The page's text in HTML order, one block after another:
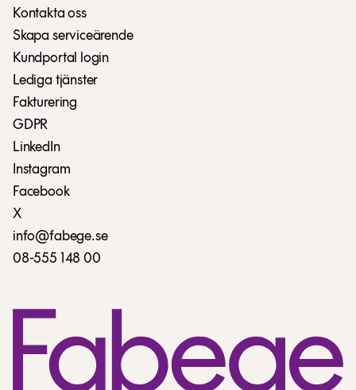
Kontakta oss
Skapa serviceärende
Kundportal login
Lediga tjänster
Fakturering
GDPR
LinkedIn
Instagram
Facebook
X
info@fabege.se
08-555 148 00